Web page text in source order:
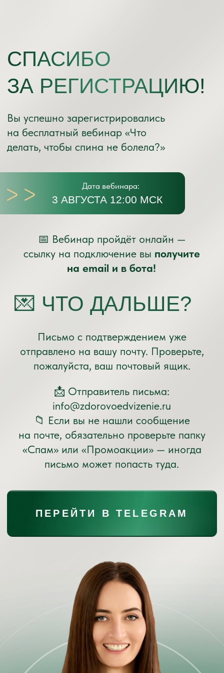
ЗА РЕГИСТРАЦИЮ!
💌 ЧТО ДАЛЬШЕ?
Вы успешно зарегистрировались
на бесплатный вебинар «Что
Дата вебинара:
3 АВГУСТА 12:00 МСК
📅 Вебинар пройдёт онлайн —
ссылку на подключение вы получите
на email и в бота!
Письмо с подтверждением уже
отправлено на вашу почту. Проверьте,
пожалуйста, ваш почтовый ящик.
📁 Если вы не нашли сообщение
на почте, обязательно проверьте папку
письмо может попасть туда.
ПЕРЕЙТИ В TELEGRAM